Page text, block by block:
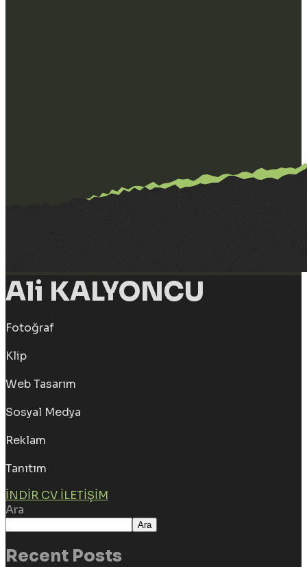
Ali KALYONCU
Fotoğraf
Klip
Web Tasarım
Sosyal Medya
Reklam
Tanıtım
İNDIR CV İLETIŞIM
Ara
Ara
Recent Posts